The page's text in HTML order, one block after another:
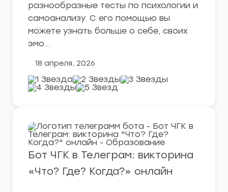
разнообразные тесты по психологии и
самоанализу. С его помощью вы
можете узнать больше о себе, своих
эмо…
18 апреля, 2026
Бот ЧГК в Телеграм: викторина
«Что? Где? Когда?» онлайн